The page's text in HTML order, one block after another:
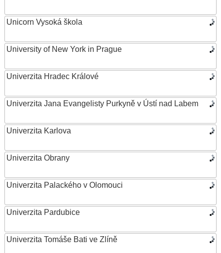
Unicorn Vysoká škola
University of New York in Prague
Univerzita Hradec Králové
Univerzita Jana Evangelisty Purkyně v Ústí nad Labem
Univerzita Karlova
Univerzita Obrany
Univerzita Palackého v Olomouci
Univerzita Pardubice
Univerzita Tomáše Bati ve Zlíně